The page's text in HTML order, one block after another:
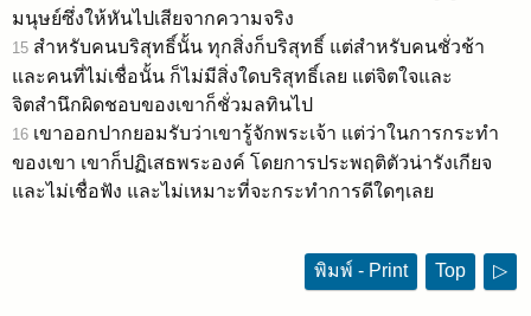
มนุษย์ซึ่งให้หันไปเสียจากความจริง
15 สำหรับคนบริสุทธิ์นั้น ทุกสิ่งก็บริสุทธิ์ แต่สำหรับคนชั่วช้า
และคนที่ไม่เชื่อนั้น ก็ไม่มีสิ่งใดบริสุทธิ์เลย แต่จิตใจและ
จิตสำนึกผิดชอบของเขาก็ชั่วมลทินไป
16 เขาออกปากยอมรับว่าเขารู้จักพระเจ้า แต่ว่าในการกระทำ
ของเขา เขาก็ปฏิเสธพระองค์ โดยการประพฤติตัวน่ารังเกียจ
และไม่เชื่อฟัง และไม่เหมาะที่จะกระทำการดีใดๆเลย
พิมพ์ - Print Top ▷